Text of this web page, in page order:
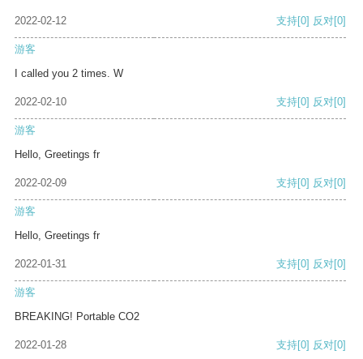
2022-02-12 支持[0] 反对[0]
游客
I called you 2 times. W
2022-02-10 支持[0] 反对[0]
游客
Hello, Greetings fr
2022-02-09 支持[0] 反对[0]
游客
Hello, Greetings fr
2022-01-31 支持[0] 反对[0]
游客
BREAKING! Portable CO2
2022-01-28 支持[0] 反对[0]